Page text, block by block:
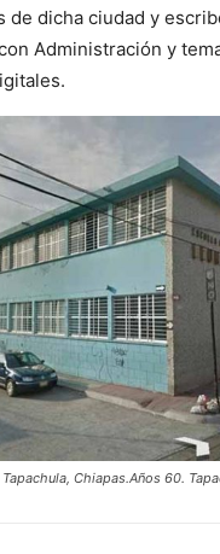
de dicha ciudad y
Administración y
Chiapas.Años 60.